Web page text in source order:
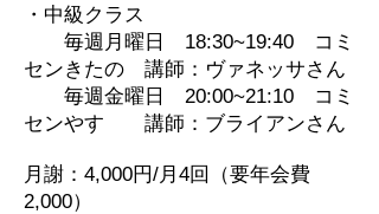
・中級クラス
毎週月曜日 18:30~19:40 コミ
センきたの 講師：ヴァネッサさん
毎週金曜日 20:00~21:10 コミ
センやす 講師：ブライアンさん
月謝：4,000円/月4回（要年会費
2,000）